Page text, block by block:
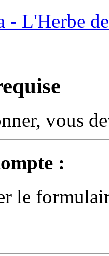
- L'Herbe
vous
:
le